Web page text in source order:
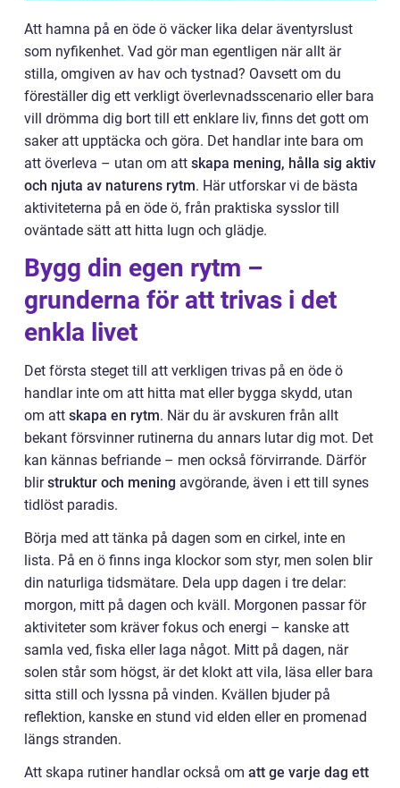
Att hamna på en öde ö väcker lika delar äventyrslust
som nyfikenhet. Vad gör man egentligen när allt är
stilla, omgiven av hav och tystnad? Oavsett om du
föreställer dig ett verkligt överlevnadsscenario eller bara
vill drömma dig bort till ett enklare liv, finns det gott om
saker att upptäcka och göra. Det handlar inte bara om
att överleva – utan om att skapa mening, hålla sig aktiv
och njuta av naturens rytm. Här utforskar vi de bästa
aktiviteterna på en öde ö, från praktiska sysslor till
oväntade sätt att hitta lugn och glädje.
Bygg din egen rytm –
grunderna för att trivas i det
enkla livet
Det första steget till att verkligen trivas på en öde ö
handlar inte om att hitta mat eller bygga skydd, utan
om att skapa en rytm. När du är avskuren från allt
bekant försvinner rutinerna du annars lutar dig mot. Det
kan kännas befriande – men också förvirrande. Därför
blirstruktur och mening avgörande, även i ett till synes
tidlöst paradis.
Börja med att tänka på dagen som en cirkel, inte en
lista. På en ö finns inga klockor som styr, men solen blir
din naturliga tidsmätare. Dela upp dagen i tre delar:
morgon, mitt på dagen och kväll. Morgonen passar för
aktiviteter som kräver fokus och energi – kanske att
samla ved, fiska eller laga något. Mitt på dagen, när
solen står som högst, är det klokt att vila, läsa eller bara
sitta still och lyssna på vinden. Kvällen bjuder på
reflektion, kanske en stund vid elden eller en promenad
längs stranden.
Att skapa rutiner handlar också om att ge varje dag ett